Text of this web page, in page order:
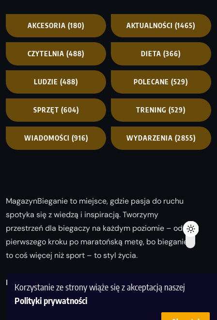
Korzystanie ze strony wiąże się z akceptacją naszej
Polityki prywatności
AKCESORIA (180) AKTUALNOŚCI (1465)
CZYTELNIA (488) DIETA (366)
LUDZIE (488) POLECANE (529)
SPRZĘT (604) TRENING (529)
WIADOMOŚCI (916) WYDARZENIA (2855)
MagazynBieganie to miejsce, gdzie pasja do ruchu
spotyka się z wiedzą i inspiracją. Tworzymy
przestrzeń dla biegaczy na każdym poziomie – od
pierwszego kroku po maratońską metę, bo bieganie
to coś więcej niż sport – to styl życia.
Biegaj z nami i odkrywaj swoją najlepszą wersję!